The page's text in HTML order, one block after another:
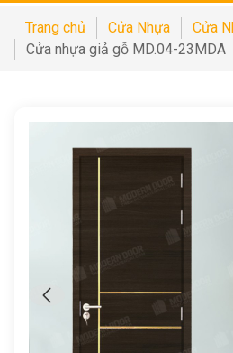
Trang chủ Cửa Nhựa
Cửa
Cửa nhựa giả gỗ MD.04-23MDA